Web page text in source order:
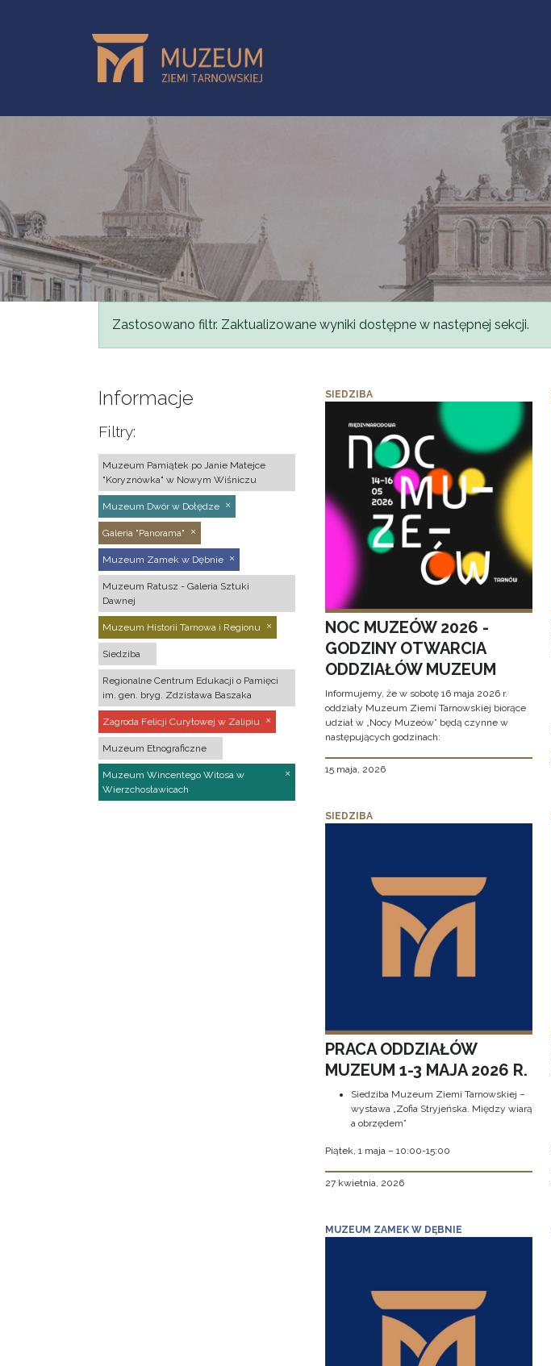
Komunikat
Zastosowano filtr. Zaktualizowane wyniki dostępne w następnej sekcji.
Informacje
Filtry:
Muzeum Pamiątek po Janie Matejce
"Koryznówka" w Nowym Wiśniczu
Muzeum Dwór w Dołędze
Galeria "Panorama"
Muzeum Zamek w Dębnie
Muzeum Ratusz - Galeria Sztuki
Dawnej
Muzeum Historii Tarnowa i Regionu
Siedziba
Regionalne Centrum Edukacji o Pamięci
im. gen. bryg. Zdzisława Baszaka
Zagroda Felicji Curyłowej w Zalipiu
Muzeum Etnograficzne
Muzeum Wincentego Witosa w
Wierzchosławicach
SIEDZIBA
NOC MUZEÓW 2026 -
GODZINY OTWARCIA
ODDZIAŁÓW MUZEUM
Informujemy, że w sobotę 16 maja 2026 r.
oddziały Muzeum Ziemi Tarnowskiej biorące
udział w „Nocy Muzeów” będą czynne w
następujących godzinach:
15 maja, 2026
SIEDZIBA
PRACA ODDZIAŁÓW
MUZEUM 1-3 MAJA 2026 R.
Siedziba Muzeum Ziemi Tarnowskiej –
wystawa „Zofia Stryjeńska. Między wiarą
a obrzędem”
Piątek, 1 maja – 10:00-15:00
27 kwietnia, 2026
MUZEUM ZAMEK W DĘBNIE